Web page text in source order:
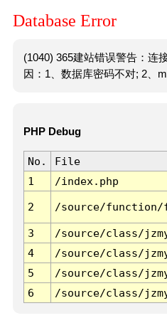
Database Error
(1040) 365建站错误警告：连
因：1、数据库密码不对; 2、
PHP Debug
No. File
1
/index.php
2 /source/function/
3 /source/class/
4
/source/class/
5
/source/class/
6
/source/class/